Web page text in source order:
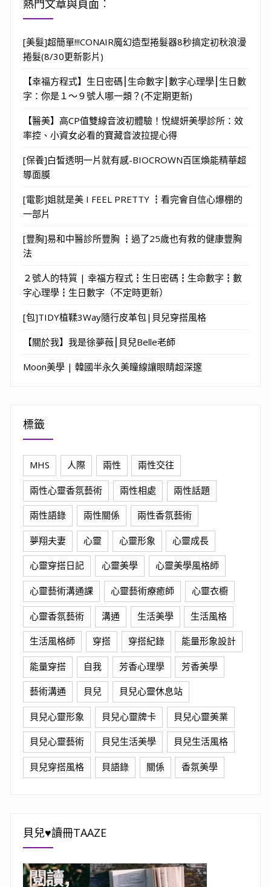
熱門文章與頁面︰
[美髮]超簡單!!!CONAIR魔幻造型捲髮器8秒搞定初秋浪漫
捲髮(8/30更新影片)
【幸福方程式】生日密碼⎮生命數字⎮數字心理學⎮生日數
字：你是１～９號人哪一類？(不定期更新)
【醫美】高CP值雙線音波初體驗！悅緹妍美學診所：效
率控、小資女必看的寶藏音波拉提心得
[保養]白皙透明一片就有感-BIOCROWN百匡煥能精華超
導面膜
[電影]姐就是美 I FEEL PRETTY ┇看完會自信心爆棚的
一部片
[豐胸]易和中醫診所豐胸 ┇過了25歲也有救的健康豐胸
法
２號人的特質 | 幸福方程式┇生日密碼┇生命數字┇數
字心理學┇生日數字（不定時更新）
[包]TIDY植鞣3Way隨行皮革包|貝兒穿搭風格
【關於我】我是徐夢薇⎮貝兒Belle老師
Moon美學 | 韓國半永久美瞳線讓眼睛超深邃
標籤
MHS 人際 兩性 兩性交往
兩性心靈香氛藝術 兩性相處 兩性話題
兩性語錄 兩性關係 兩性香氛藝術
夢翔夫妻 心靈 心靈形象 心靈成長
心靈穿搭日記 心靈美學 心靈美學風格師
心靈藝術溝通課 心靈藝術療癒師 心靈衣櫥
心靈香氛藝術 溝通 生活美學 生活風格
生活風格師 穿搭 穿搭紀錄 能量形象設計
能量穿搭 自我 芳香心理學 芳香美學
藝術溝通 貝兒 貝兒心靈休息站
貝兒心靈形象 貝兒心靈牌卡 貝兒心靈美業
貝兒心靈藝術 貝兒生活美學 貝兒生活風格
貝兒穿搭風格 貝語錄 關係 香氛美學
貝兒♥讀冊TAAZE